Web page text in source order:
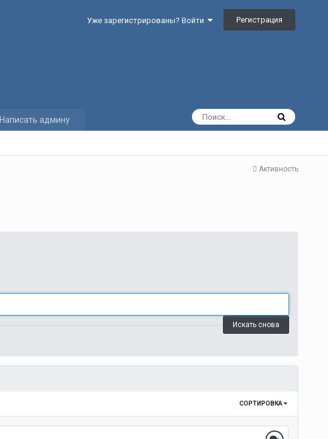
Уже зарегистрированы? Войти Регистрация
Написать админу
Активность
Искать снова
СОРТИРОВКА